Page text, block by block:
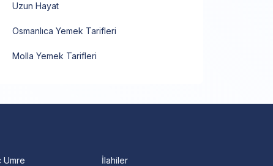
Uzun Hayat
Osmanlıca Yemek Tarifleri
Molla Yemek Tarifleri
Umre İlahiler